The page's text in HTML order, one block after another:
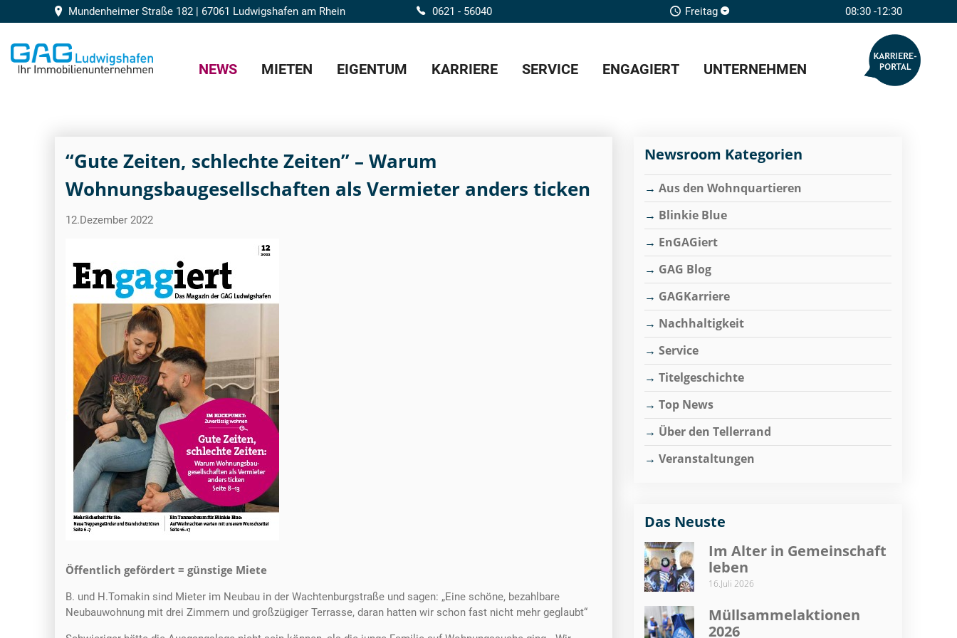
Mundenheimer Straße 182 | 67061 Ludwigshafen am Rhein 0621 - 56040 Freitag 08:30 -12:30
NEWS MIETEN EIGENTUM KARRIERE SERVICE ENGAGIERT UNTERNEHMEN
“Gute Zeiten, schlechte Zeiten” – Warum
Wohnungsbaugesellschaften als Vermieter anders ticken
12.Dezember 2022
Öffentlich gefördert = günstige Miete
B. und H.Tomakin sind Mieter im Neubau in der Wachtenburgstraße und sagen: „Eine schöne, bezahlbare
Neubauwohnung mit drei Zimmern und großzügiger Terrasse, daran hatten wir schon fast nicht mehr geglaubt“
Newsroom Kategorien
Aus den Wohnquartieren
Blinkie Blue
EnGAGiert
GAG Blog
GAGKarriere
Nachhaltigkeit
Service
Titelgeschichte
Top News
Über den Tellerrand
Veranstaltungen
Das Neuste
Im Alter in Gemeinschaft
leben
16.Juli 2026
Müllsammelaktionen
2026